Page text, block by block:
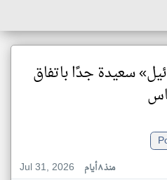
سعيدة جدًا باتفاق
Jul 31, 2026
منذ ٨ أيام